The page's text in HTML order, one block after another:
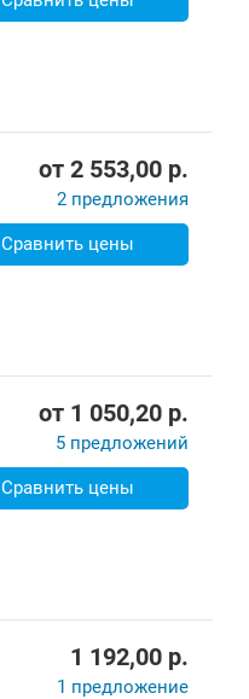
от 2 553,00 p.
2 предложения
Сравнить цены
от 1 050,20 p.
5 предложений
Сравнить цены
1 192,00 p.
1 предложение